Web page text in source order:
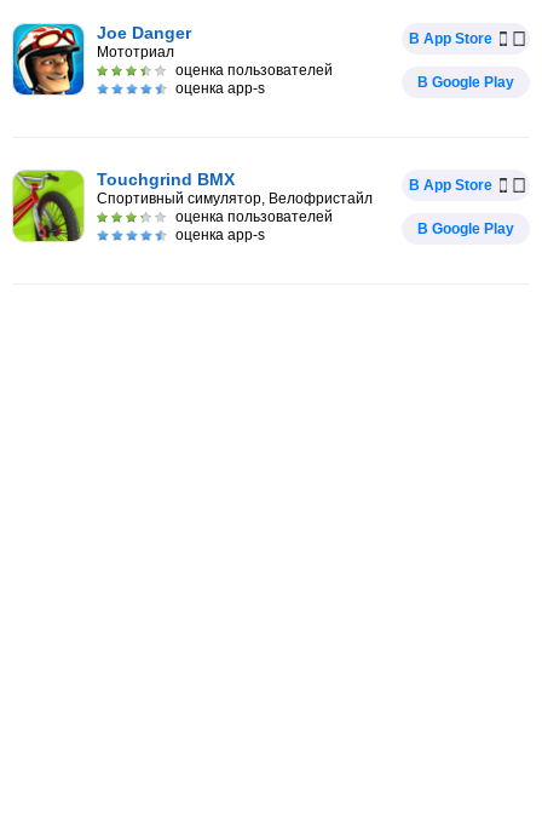
Joe Danger
Мототриал
оценка пользователей
оценка app-s
В App Store
В Google Play
Touchgrind BMX
Спортивный симулятор, Велофристайл
оценка пользователей
оценка app-s
В App Store
В Google Play